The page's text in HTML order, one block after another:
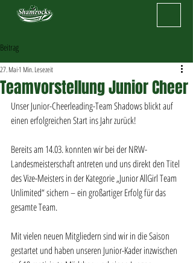
Beitrag
Teamvorstellung Junior Cheer
27. Mai1 Min. Lesezeit
Unser Junior-Cheerleading-Team Shadows blickt auf
einen erfolgreichen Start ins Jahr zurück!
Bereits am 14.03. konnten wir bei der NRW-
Landesmeisterschaft antreten und uns direkt den Titel
des Vize-Meisters in der Kategorie „Junior AllGirl Team
Unlimited“ sichern – ein großartiger Erfolg für das
gesamte Team.
Mit vielen neuen Mitgliedern sind wir in die Saison
gestartet und haben unseren Junior-Kader inzwischen